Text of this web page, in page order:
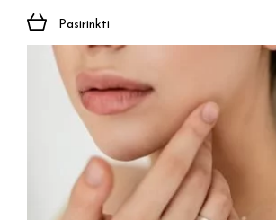
Pasirinkti